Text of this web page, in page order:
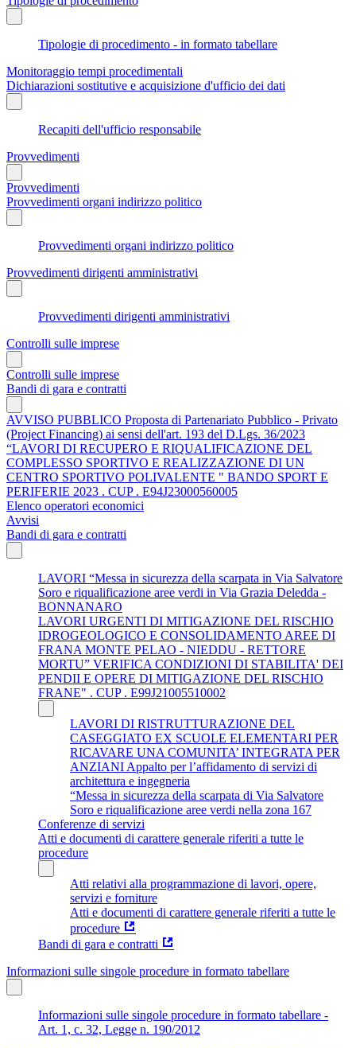
Tipologie di procedimento - in formato tabellare
Monitoraggio tempi procedimentali
Dichiarazioni sostitutive e acquisizione d'ufficio dei dati
Recapiti dell'ufficio responsabile
Provvedimenti
Provvedimenti
Provvedimenti organi indirizzo politico
Provvedimenti organi indirizzo politico
Provvedimenti dirigenti amministrativi
Provvedimenti dirigenti amministrativi
Controlli sulle imprese
Controlli sulle imprese
Bandi di gara e contratti
AVVISO PUBBLICO Proposta di Partenariato Pubblico - Privato
(Project Financing) ai sensi dell'art. 193 del D.Lgs. 36/2023
“LAVORI DI RECUPERO E RIQUALIFICAZIONE DEL
COMPLESSO SPORTIVO E REALIZZAZIONE DI UN
CENTRO SPORTIVO POLIVALENTE " BANDO SPORT E
PERIFERIE 2023 . CUP . E94J23000560005
Elenco operatori economici
Avvisi
Bandi di gara e contratti
LAVORI “Messa in sicurezza della scarpata in Via Salvatore
Soro e riqualificazione aree verdi in Via Grazia Deledda -
BONNANARO
LAVORI URGENTI DI MITIGAZIONE DEL RISCHIO
IDROGEOLOGICO E CONSOLIDAMENTO AREE DI
FRANA MONTE PELAO - NIEDDU - RETTORE
MORTU” VERIFICA CONDIZIONI DI STABILITA' DEI
PENDII E OPERE DI MITIGAZIONE DEL RISCHIO
FRANE" . CUP . E99J21005510002
LAVORI DI RISTRUTTURAZIONE DEL
CASEGGIATO EX SCUOLE ELEMENTARI PER
RICAVARE UNA COMUNITA’ INTEGRATA PER
ANZIANI Appalto per l’affidamento di servizi di
architettura e ingegneria
“Messa in sicurezza della scarpata di Via Salvatore
Soro e riqualificazione aree verdi nella zona 167
Conferenze di servizi
Atti e documenti di carattere generale riferiti a tutte le
procedure
Atti relativi alla programmazione di lavori, opere,
servizi e forniture
Atti e documenti di carattere generale riferiti a tutte le
procedure
Bandi di gara e contratti
Informazioni sulle singole procedure in formato tabellare
Informazioni sulle singole procedure in formato tabellare -
Art. 1, c. 32, Legge n. 190/2012